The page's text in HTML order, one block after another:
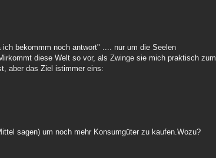
bekommm noch antwort" .... nur um die Seelen
diese Welt so vor, als Zwinge sie mich praktisch zum
aber das Ziel istimmer eins:
sagen) um noch mehr Konsumgüter zu kaufen.Wozu?